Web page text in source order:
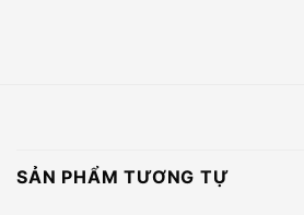
SẢN PHẨM TƯƠNG TỰ